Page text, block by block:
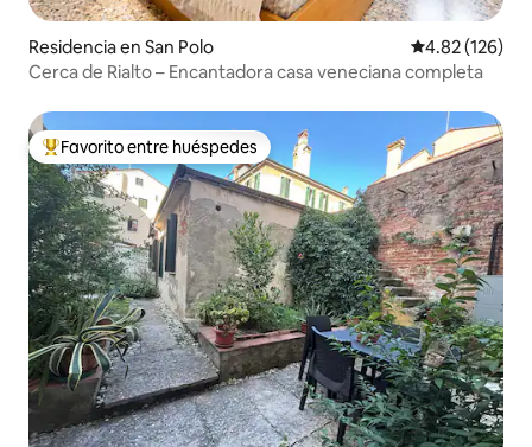
Residencia en San Polo Calificación
4.82 (126)
Cerca de Rialto – Encantadora casa veneciana completa
De los mejores en Favorito entre huéspedes
Favorito entre huéspedes